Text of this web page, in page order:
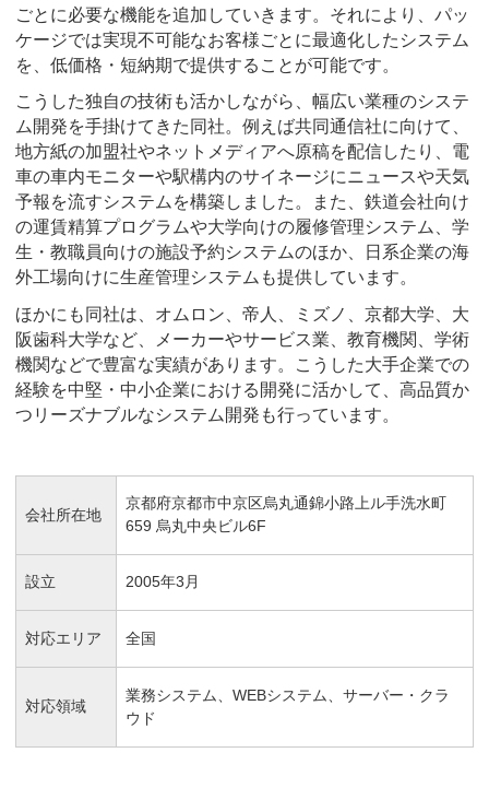
ごとに必要な機能を追加していきます。それにより、パッ
ケージでは実現不可能なお客様ごとに最適化したシステム
を、低価格・短納期で提供することが可能です。
こうした独自の技術も活かしながら、幅広い業種のシステ
ム開発を手掛けてきた同社。例えば共同通信社に向けて、
地方紙の加盟社やネットメディアへ原稿を配信したり、電
車の車内モニターや駅構内のサイネージにニュースや天気
予報を流すシステムを構築しました。また、鉄道会社向け
の運賃精算プログラムや大学向けの履修管理システム、学
生・教職員向けの施設予約システムのほか、日系企業の海
外工場向けに生産管理システムも提供しています。
ほかにも同社は、オムロン、帝人、ミズノ、京都大学、大
阪歯科大学など、メーカーやサービス業、教育機関、学術
機関などで豊富な実績があります。こうした大手企業での
経験を中堅・中小企業における開発に活かして、高品質か
つリーズナブルなシステム開発も行っています。
会社所在地
京都府京都市中京区烏丸通錦小路上ル手洗水町
659 烏丸中央ビル6F
設立 2005年3月
対応エリア 全国
対応領域
業務システム、WEBシステム、サーバー・クラ
ウド